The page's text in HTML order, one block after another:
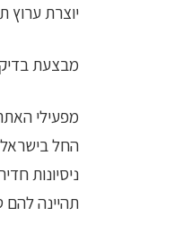
יוצרת
מבצעת
מפעילי
החל
ניסיונות
תהיינה להם